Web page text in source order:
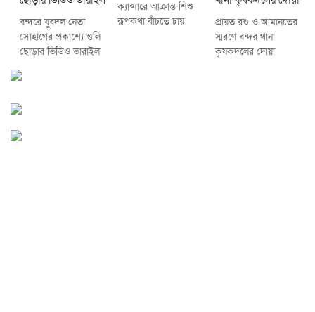
বন্দরে যুবদল নেতা
সোহাগের প্রকাশ্যে গুলি
ছোড়ার ভিডিও ভারাইল
ক্যান্সারে আক্রান্ত শিশু
রূপকথা বাঁচতে চায়
প্রায়ত রশু ও আমানতের
স্মরণে বন্দর থানা
কৃষকদলের দোয়া